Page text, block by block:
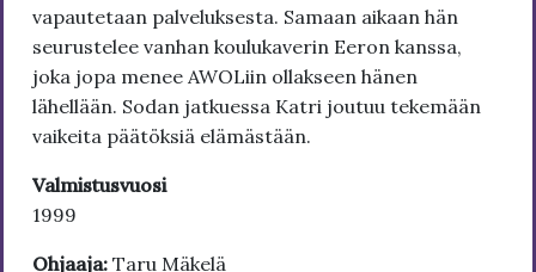
vapautetaan palveluksesta. Samaan aikaan hän
seurustelee vanhan koulukaverin Eeron kanssa,
joka jopa menee AWOLiin ollakseen hänen
lähellään. Sodan jatkuessa Katri joutuu tekemään
vaikeita päätöksiä elämästään.
Valmistusvuosi
1999
Ohjaaja: Taru Mäkelä